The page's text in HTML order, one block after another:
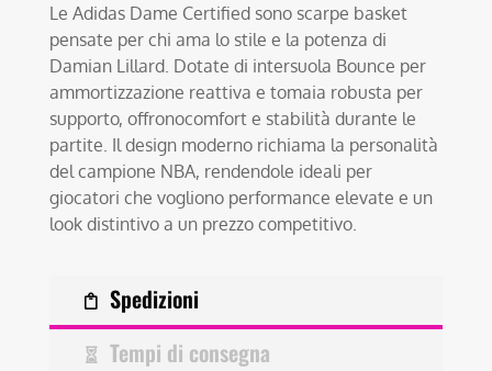
Le Adidas Dame Certified sono scarpe basket
pensate per chi ama lo stile e la potenza di
Damian Lillard. Dotate di intersuola Bounce per
ammortizzazione reattiva e tomaia robusta per
supporto, offronocomfort e stabilità durante le
partite. Il design moderno richiama la personalità
del campione NBA, rendendole ideali per
giocatori che vogliono performance elevate e un
look distintivo a un prezzo competitivo.
Spedizioni
Tempi di consegna